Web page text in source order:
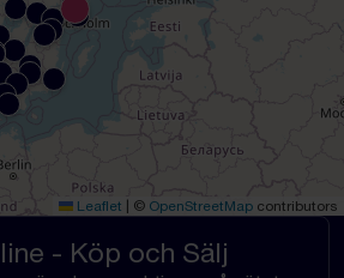
Leaflet | © OpenStreetMap contributors
- Köp och Sälj